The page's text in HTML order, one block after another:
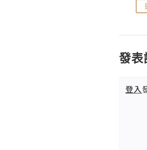
發
登入